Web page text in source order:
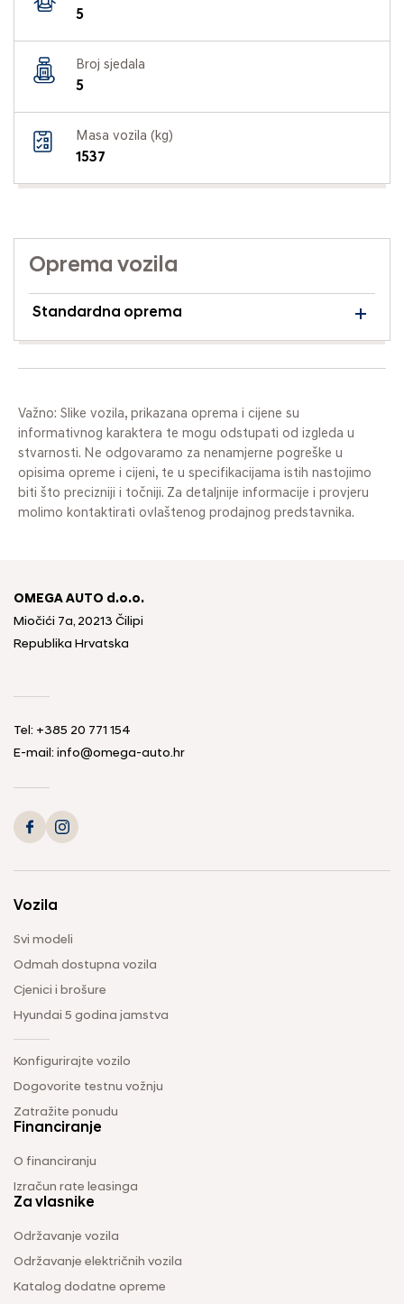
5
Broj sjedala
5
Masa vozila (kg)
1537
Oprema vozila
Standardna oprema
Važno: Slike vozila, prikazana oprema i cijene su
informativnog karaktera te mogu odstupati od izgleda u
stvarnosti. Ne odgovaramo za nenamjerne pogreške u
opisima opreme i cijeni, te u specifikacijama istih nastojimo
biti što precizniji i točniji. Za detaljnije informacije i provjeru
molimo kontaktirati ovlaštenog prodajnog predstavnika.
OMEGA AUTO d.o.o.
Miočići 7a, 20213 Čilipi
Republika Hrvatska
Tel: +385 20 771 154
E-mail: info@omega-auto.hr
Vozila
Svi modeli
Odmah dostupna vozila
Cjenici i brošure
Hyundai 5 godina jamstva
Konfigurirajte vozilo
Dogovorite testnu vožnju
Zatražite ponudu
Financiranje
O financiranju
Izračun rate leasinga
Za vlasnike
Održavanje vozila
Održavanje električnih vozila
Katalog dodatne opreme